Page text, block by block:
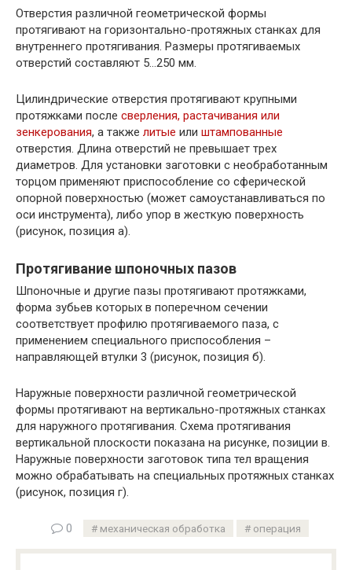
Отверстия различной геометрической формы
протягивают на горизонтально-протяжных станках для
внутреннего протягивания. Размеры протягиваемых
отверстий составляют 5…250 мм.
Цилиндрические отверстия протягивают крупными
протяжками после сверления, растачивания или
зенкерования, а также литые или штампованные
отверстия. Длина отверстий не превышает трех
диаметров. Для установки заготовки с необработанным
торцом применяют приспособление со сферической
опорной поверхностью (может самоустанавливаться по
оси инструмента), либо упор в жесткую поверхность
(рисунок, позиция а).
Протягивание шпоночных пазов
Шпоночные и другие пазы протягивают протяжками,
форма зубьев которых в поперечном сечении
соответствует профилю протягиваемого паза, с
применением специального приспособления –
направляющей втулки 3 (рисунок, позиция б).
Наружные поверхности различной геометрической
формы протягивают на вертикально-протяжных станках
для наружного протягивания. Схема протягивания
вертикальной плоскости показана на рисунке, позиции в.
Наружные поверхности заготовок типа тел вращения
можно обрабатывать на специальных протяжных станках
(рисунок, позиция г).
0 механическая обработка операция